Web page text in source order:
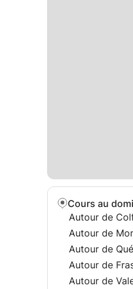
Cours au
Autour de
Autour de
Autour de
Autour de
Autour de